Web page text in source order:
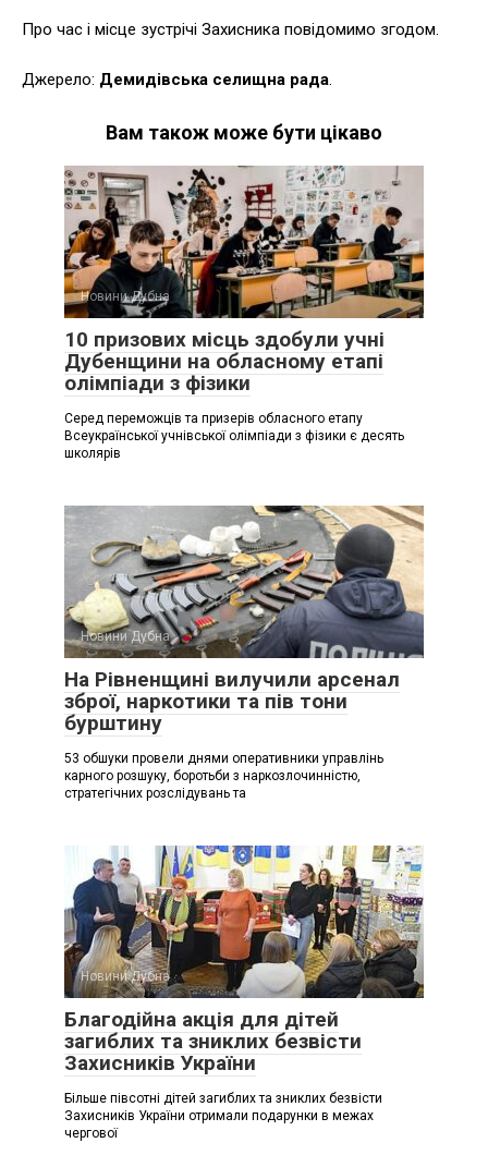
Про час і місце зустрічі Захисника повідомимо згодом.
Джерело: Демидівська селищна рада.
Вам також може бути цікаво
Новини Дубна
10 призових місць здобули учні
Дубенщини на обласному етапі
олімпіади з фізики
Серед переможців та призерів обласного етапу
Всеукраїнської учнівської олімпіади з фізики є десять
школярів
Новини Дубна
На Рівненщині вилучили арсенал
зброї, наркотики та пів тони
бурштину
53 обшуки провели днями оперативники управлінь
карного розшуку, боротьби з наркозлочинністю,
стратегічних розслідувань та
Новини Дубна
Благодійна акція для дітей
загиблих та зниклих безвісти
Захисників України
Більше півсотні дітей загиблих та зниклих безвісти
Захисників України отримали подарунки в межах
чергової